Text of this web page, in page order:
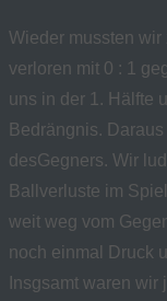
Wieder mussten wir
verloren mit 0 : 1
uns in der 1. Hälfte
Bedrängnis.
desGegners. Wir
Ballverluste im
weit weg vom
noch einmal Druck
Insgsamt waren